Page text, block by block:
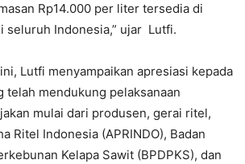
Rp14.000 per liter tersedia di
seluruh Indonesia,” ujar Lutfi.
Lutfi menyampaikan apresiasi kepada
telah mendukung pelaksanaan
mulai dari produsen, gerai ritel,
Ritel Indonesia (APRINDO), Badan
Kelapa Sawit (BPDPKS), dan